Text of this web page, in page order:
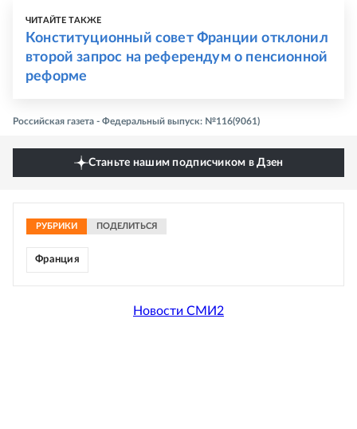
ЧИТАЙТЕ ТАКЖЕ
Конституционный совет Франции отклонил
второй запрос на референдум о пенсионной
реформе
Российская газета - Федеральный выпуск: №116(9061)
Станьте нашим подписчиком в Дзен
РУБРИКИ ПОДЕЛИТЬСЯ
Франция
Новости СМИ2